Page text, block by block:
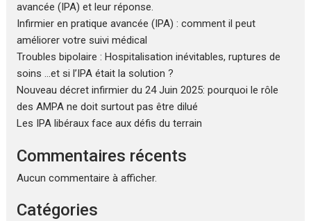
avancée (IPA) et leur réponse.
Infirmier en pratique avancée (IPA) : comment il peut
améliorer votre suivi médical
Troubles bipolaire : Hospitalisation inévitables, ruptures de
soins …et si l’IPA était la solution ?
Nouveau décret infirmier du 24 Juin 2025: pourquoi le rôle
des AMPA ne doit surtout pas être dilué
Les IPA libéraux face aux défis du terrain
Commentaires récents
Aucun commentaire à afficher.
Catégories